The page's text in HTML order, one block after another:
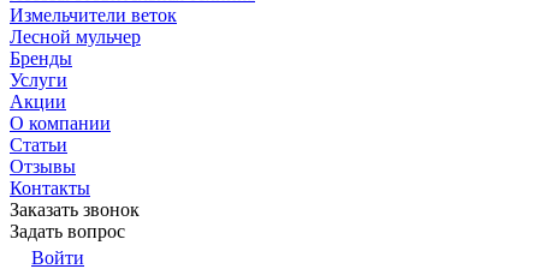
Измельчители веток
Лесной мульчер
Бренды
Услуги
Акции
О компании
Статьи
Отзывы
Контакты
Заказать звонок
Задать вопрос
Войти